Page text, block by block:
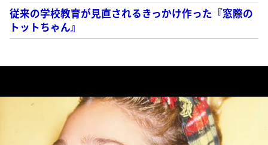
従来の学校教育が見直されるきっかけ作った『窓際の
トットちゃん』